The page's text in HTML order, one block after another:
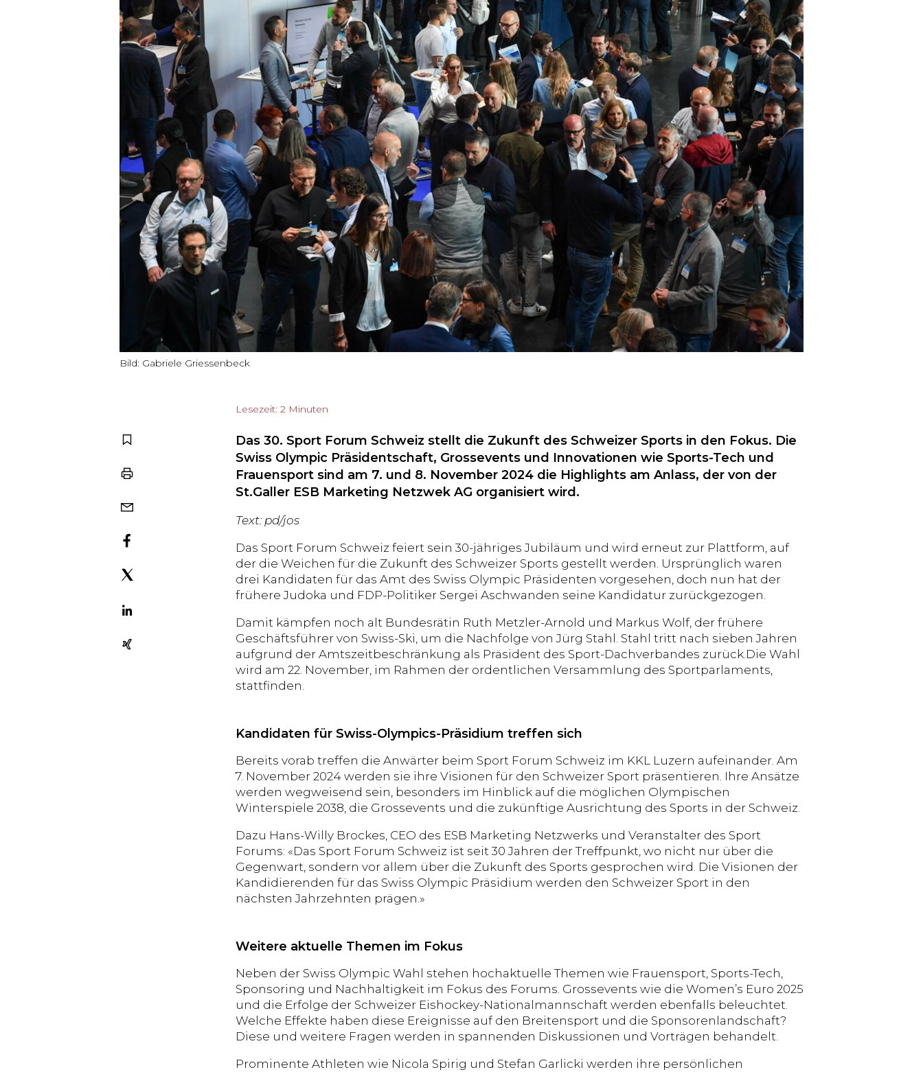
Bild: Gabriele Griessenbeck
Lesezeit: 2 Minuten
Das 30. Sport Forum Schweiz stellt die Zukunft des Schweizer Sports in den Fokus. Die
Swiss Olympic Präsidentschaft, Grossevents und Innovationen wie Sports-Tech und
Frauensport sind am 7. und 8. November 2024 die Highlights am Anlass, der von der
St.Galler ESB Marketing Netzwek AG organisiert wird.
Text: pd/jos
Das Sport Forum Schweiz feiert sein 30-jähriges Jubiläum und wird erneut zur Plattform, auf
der die Weichen für die Zukunft des Schweizer Sports gestellt werden. Ursprünglich waren
drei Kandidaten für das Amt des Swiss Olympic Präsidenten vorgesehen, doch nun hat der
frühere Judoka und FDP-Politiker Sergei Aschwanden seine Kandidatur zurückgezogen.
Damit kämpfen noch alt Bundesrätin Ruth Metzler-Arnold und Markus Wolf, der frühere
Geschäftsführer von Swiss-Ski, um die Nachfolge von Jürg Stahl. Stahl tritt nach sieben Jahren
aufgrund der Amtszeitbeschränkung als Präsident des Sport-Dachverbandes zurück.Die Wahl
wird am 22. November, im Rahmen der ordentlichen Versammlung des Sportparlaments,
stattfinden.
Kandidaten für Swiss-Olympics-Präsidium treffen sich
Bereits vorab treffen die Anwärter beim Sport Forum Schweiz im KKL Luzern aufeinander. Am
7. November 2024 werden sie ihre Visionen für den Schweizer Sport präsentieren. Ihre Ansätze
werden wegweisend sein, besonders im Hinblick auf die möglichen Olympischen
Winterspiele 2038, die Grossevents und die zukünftige Ausrichtung des Sports in der Schweiz.
Dazu Hans-Willy Brockes, CEO des ESB Marketing Netzwerks und Veranstalter des Sport
Forums: «Das Sport Forum Schweiz ist seit 30 Jahren der Treffpunkt, wo nicht nur über die
Gegenwart, sondern vor allem über die Zukunft des Sports gesprochen wird. Die Visionen der
Kandidierenden für das Swiss Olympic Präsidium werden den Schweizer Sport in den
nächsten Jahrzehnten prägen.»
Weitere aktuelle Themen im Fokus
Neben der Swiss Olympic Wahl stehen hochaktuelle Themen wie Frauensport, Sports-Tech,
Sponsoring und Nachhaltigkeit im Fokus des Forums. Grossevents wie die Women’s Euro 2025
und die Erfolge der Schweizer Eishockey-Nationalmannschaft werden ebenfalls beleuchtet.
Welche Effekte haben diese Ereignisse auf den Breitensport und die Sponsorenlandschaft?
Diese und weitere Fragen werden in spannenden Diskussionen und Vorträgen behandelt.
Prominente Athleten wie Nicola Spirig und Stefan Garlicki werden ihre persönlichen